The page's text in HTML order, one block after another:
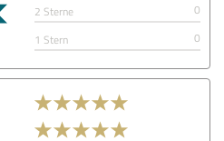
2 Sterne
0
1 Stern
0